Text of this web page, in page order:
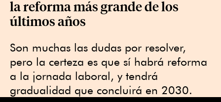
la reforma más grande de los
últimos años
Son muchas las dudas por resolver,
pero la certeza es que sí habrá reforma
a la jornada laboral, y tendrá
gradualidad que concluirá en 2030.